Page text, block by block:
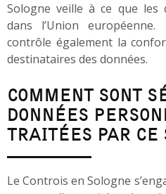
Sologne veille à ce que les
dans l’Union
contrôle également la
destinataires des données.
COMMENT SONT
DONNÉES
TRAITÉES PAR CE
Le Controis en Sologne